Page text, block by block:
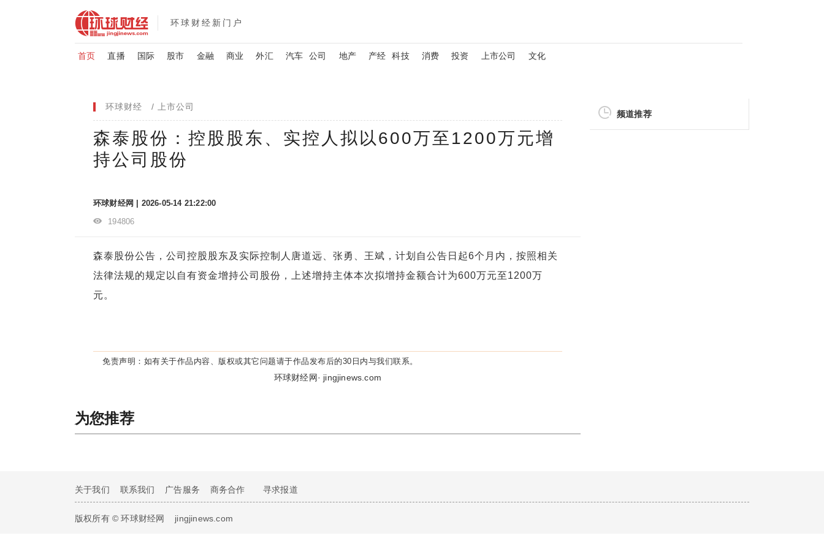
环球财经新门户
首页 直播 国际 股市 金融 商业 外汇 汽车 公司 地产 产经 科技 消费 投资 上市公司 文化
环球财经 上市公司
森泰股份：控股股东、实控人拟以600万至1200万元增
持公司股份
环球财经网 | 2026-05-14 21:22:00
194806
森泰股份公告，公司控股股东及实际控制人唐道远、张勇、王斌，计划自公告日起6个月内，按照相关
法律法规的规定以自有资金增持公司股份，上述增持主体本次拟增持金额合计为600万元至1200万
元。
免责声明： 如有关于作品内容、版权或其它问题请于作品发布后的30日内与我们联系。
环球财经网· jingjinews.com
为您推荐
频道推荐
关于我们 联系我们 广告服务 商务合作 寻求报道
版权所有 © 环球财经网 jingjinews.com